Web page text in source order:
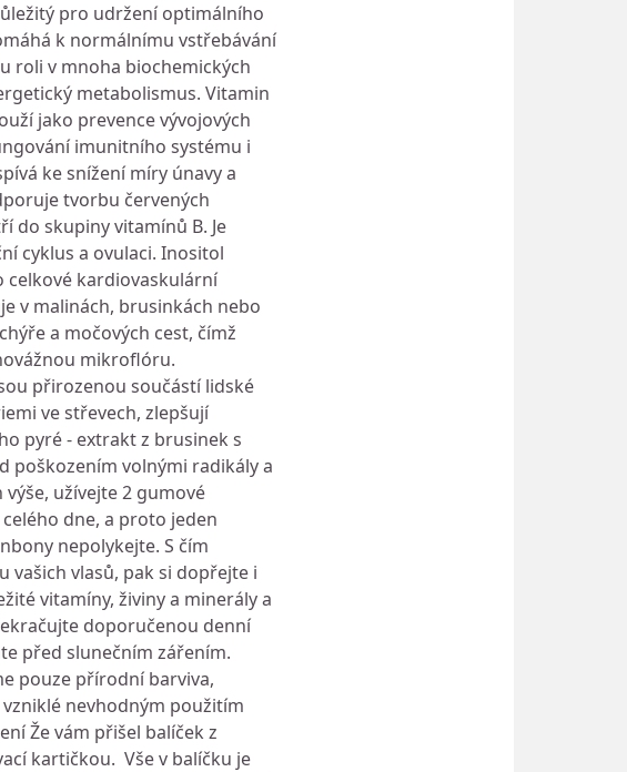
pro udržení optimálního
k normálnímu vstřebávání
roli v mnoha biochemických
metabolismus. Vitamin
jako prevence vývojových
imunitního systému i
ke snížení míry únavy a
tvorbu červených
do skupiny vitamínů B. Je
cyklus a ovulaci. Inositol
celkové kardiovaskulární
v malinách, brusinkách nebo
a močových cest, čímž
mikroflóru.
přirozenou součástí lidské
ve střevech, zlepšují
pyré - extrakt z brusinek s
poškozením volnými radikály a
užívejte 2 gumové
dne, a proto jeden
nepolykejte. S čím
vašich vlasů, pak si dopřejte i
vitamíny, živiny a minerály a
doporučenou denní
před slunečním zářením.
pouze přírodní barviva,
nevhodným použitím
Že vám přišel balíček z
kartičkou. Vše v balíčku je